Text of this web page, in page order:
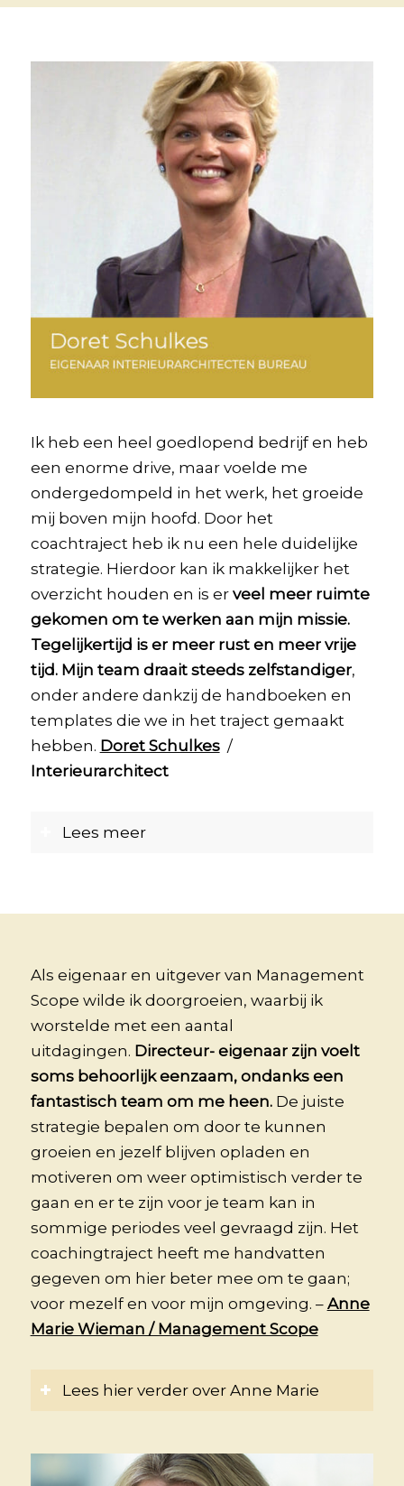
Ik heb een heel goedlopend bedrijf en heb
een enorme drive, maar voelde me
ondergedompeld in het werk, het groeide
mij boven mijn hoofd. Door het
coachtraject heb ik nu een hele duidelijke
strategie. Hierdoor kan ik makkelijker het
overzicht houden en is er veel meer ruimte
gekomen om te werken aan mijn missie.
Tegelijkertijd is er meer rust en meer vrije
tijd. Mijn team draait steeds zelfstandiger,
onder andere dankzij de handboeken en
templates die we in het traject gemaakt
hebben. Doret Schulkes/
Interieurarchitect
Lees meer
Als eigenaar en uitgever van Management
Scope wilde ik doorgroeien, waarbij ik
worstelde met een aantal
uitdagingen. Directeur- eigenaar zijn voelt
soms behoorlijk eenzaam, ondanks een
fantastisch team om me heen.De juiste
strategie bepalen om door te kunnen
groeien en jezelf blijven opladen en
motiveren om weer optimistisch verder te
gaan en er te zijn voor je team kan in
sommige periodes veel gevraagd zijn. Het
coachingtraject heeft me handvatten
gegeven om hier beter mee om te gaan;
voor mezelf en voor mijn omgeving. – Anne
Marie Wieman / Management Scope
Lees hier verder over Anne Marie